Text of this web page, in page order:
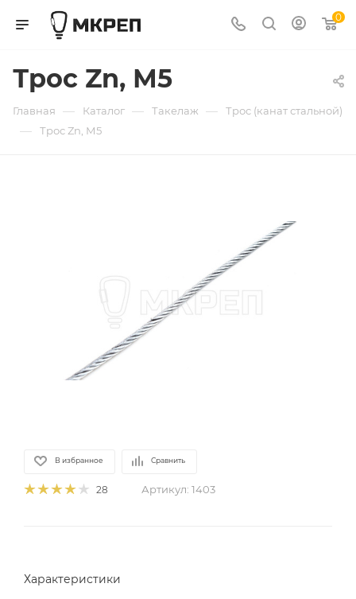
0
Трос Zn, М5
Главная — Каталог — Такелаж — Трос (канат стальной)
— Трос Zn, М5
В избранное Сравнить
28 Артикул: 1403
Характеристики